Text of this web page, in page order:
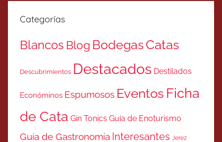
Categorías
Blancos Blog BodegasCatas
Descubrimientos Destacados Destilados
Económinos Espumosos Eventos Ficha
de Cata Gin Tonics Guía de Enoturismo
Guía de Gastronomía Interesantes Jerez